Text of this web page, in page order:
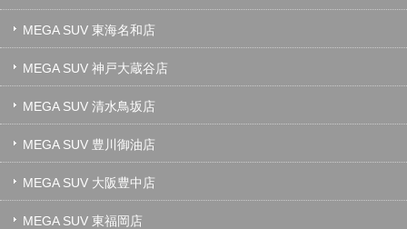
MEGA SUV 東海名和店
MEGA SUV 神戸大蔵谷店
MEGA SUV 清水鳥坂店
MEGA SUV 豊川御油店
MEGA SUV 大阪豊中店
MEGA SUV 東福岡店